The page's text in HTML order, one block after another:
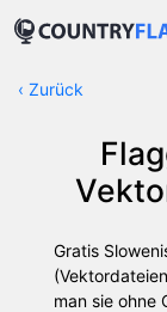
‹ Zurück
Gratis
man sie ohne